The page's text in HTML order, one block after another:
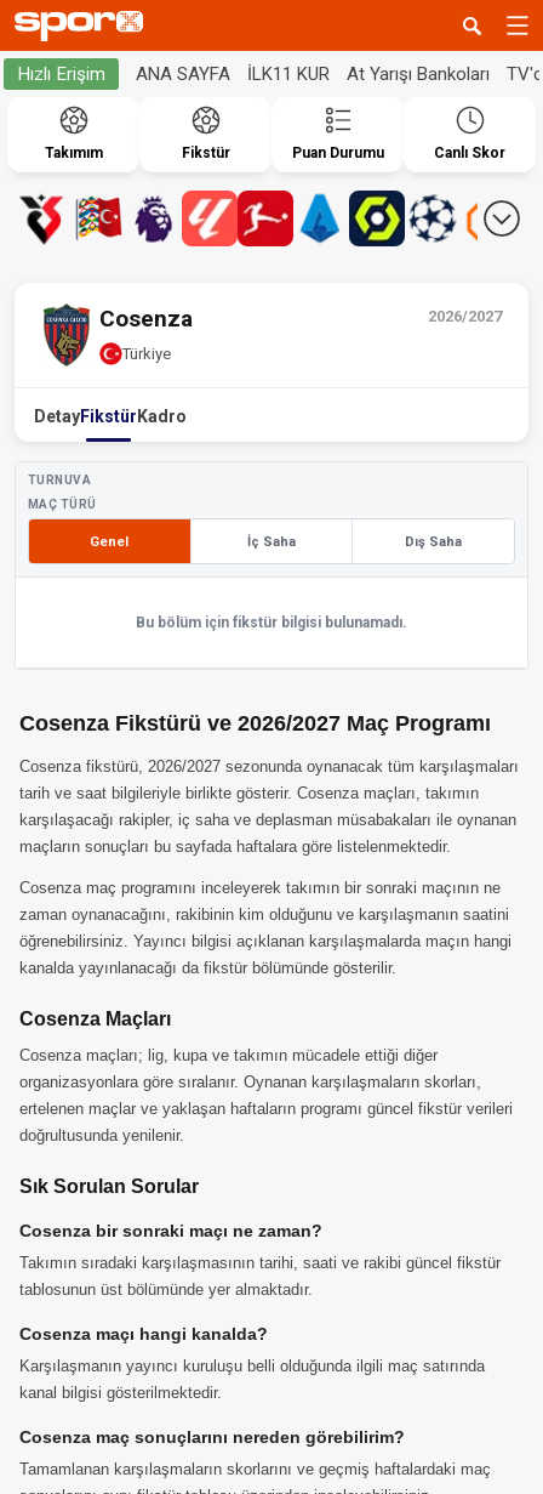
Hızlı Erişim ANA SAYFA İLK11 KUR At Yarışı Bankoları
Takımım Fikstür Puan Durumu Canlı Skor
2026/2027
Cosenza
Türkiye
DetayFikstür Kadro
TURNUVA
MAÇ TÜRÜ
Genel İç Saha Dış Saha
Bu bölüm için fikstür bilgisi bulunamadı.
Cosenza Fikstürü ve 2026/2027 Maç Programı
Cosenza fikstürü, 2026/2027 sezonunda oynanacak tüm karşılaşmaları
tarih ve saat bilgileriyle birlikte gösterir. Cosenza maçları, takımın
karşılaşacağı rakipler, iç saha ve deplasman müsabakaları ile oynanan
maçların sonuçları bu sayfada haftalara göre listelenmektedir.
Cosenza maç programını inceleyerek takımın bir sonraki maçının ne
zaman oynanacağını, rakibinin kim olduğunu ve karşılaşmanın saatini
öğrenebilirsiniz. Yayıncı bilgisi açıklanan karşılaşmalarda maçın hangi
kanalda yayınlanacağı da fikstür bölümünde gösterilir.
Cosenza Maçları
Cosenza maçları; lig, kupa ve takımın mücadele ettiği diğer
organizasyonlara göre sıralanır. Oynanan karşılaşmaların skorları,
ertelenen maçlar ve yaklaşan haftaların programı güncel fikstür verileri
doğrultusunda yenilenir.
Sık Sorulan Sorular
Cosenza bir sonraki maçı ne zaman?
Takımın sıradaki karşılaşmasının tarihi, saati ve rakibi güncel fikstür
tablosunun üst bölümünde yer almaktadır.
Cosenza maçı hangi kanalda?
Karşılaşmanın yayıncı kuruluşu belli olduğunda ilgili maç satırında
kanal bilgisi gösterilmektedir.
Cosenza maç sonuçlarını nereden görebilirim?
Tamamlanan karşılaşmaların skorlarını ve geçmiş haftalardaki maç